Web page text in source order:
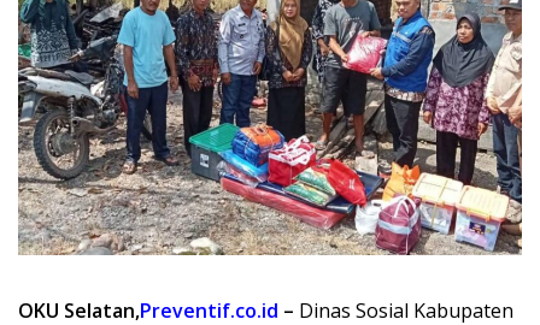
OKU Selatan,Preventif.co.id – Dinas Sosial Kabupaten